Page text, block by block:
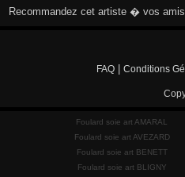
Recommandez cet artiste � vos
FAQ Conditions
Foulard soie art AMARAL
Foulard soie art AVEZARD
Foulard soie art BENETT
Foulard soie art BLIGNY